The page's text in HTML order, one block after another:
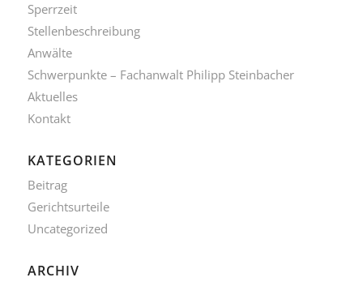
Sperrzeit
Stellenbeschreibung
Anwälte
Schwerpunkte – Fachanwalt Philipp Steinbacher
Aktuelles
Kontakt
KATEGORIEN
Beitrag
Gerichtsurteile
Uncategorized
ARCHIV